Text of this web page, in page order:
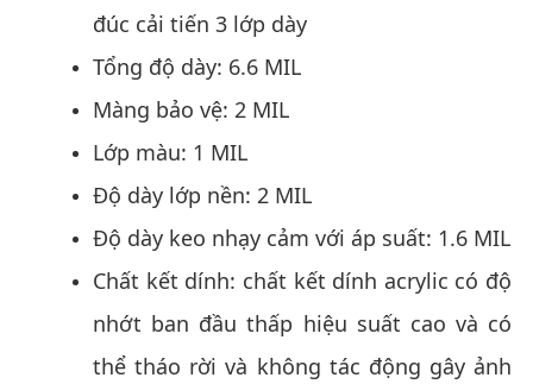
đúc cải tiến 3 lớp dày
Tổng độ dày: 6.6 MIL
Màng bảo vệ: 2 MIL
Lớp màu: 1 MIL
Độ dày lớp nền: 2 MIL
Độ dày keo nhạy cảm với áp suất: 1.6 MIL
Chất kết dính: chất kết dính acrylic có độ
nhớt ban đầu thấp hiệu suất cao và có
thể tháo rời và không tác động gây ảnh